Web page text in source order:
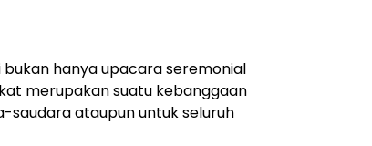
hanya upacara seremonial
merupakan suatu kebanggaan
saudara ataupun untuk seluruh